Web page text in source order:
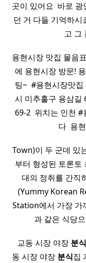
곳이 있어요 ​ 바로 광
던 거 다들 기억하시
고 그
용현시장 맛집 물음
에 용현시장 방문!
팅~ ​ #용현시장맛
시 미추홀구 용삼길
69-2 ​ 위치는 인천
다 ​ 용
Town)이 두 군데 있
부터 형성된 토론토
대의 정취를 간직
(Yummy Korean
Station에서 가장 가
과 같은 식당
​ ​ 교동 시장 야장 분식
동 시장 야장 분식집